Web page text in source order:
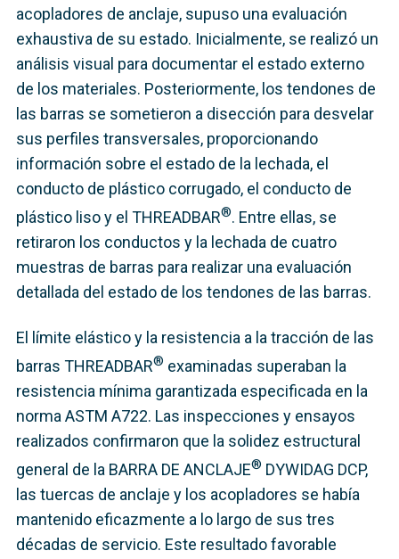
acopladores de anclaje, supuso una evaluación
exhaustiva de su estado. Inicialmente, se realizó un
análisis visual para documentar el estado externo
de los materiales. Posteriormente, los tendones de
las barras se sometieron a disección para desvelar
sus perfiles transversales, proporcionando
información sobre el estado de la lechada, el
conducto de plástico corrugado, el conducto de
plástico liso y el THREADBAR®. Entre ellas, se
retiraron los conductos y la lechada de cuatro
muestras de barras para realizar una evaluación
detallada del estado de los tendones de las barras.
El límite elástico y la resistencia a la tracción de las
barras THREADBAR® examinadas superaban la
resistencia mínima garantizada especificada en la
norma ASTM A722. Las inspecciones y ensayos
realizados confirmaron que la solidez estructural
general de la BARRA DE ANCLAJE® DYWIDAG DCP,
las tuercas de anclaje y los acopladores se había
mantenido eficazmente a lo largo de sus tres
décadas de servicio. Este resultado favorable